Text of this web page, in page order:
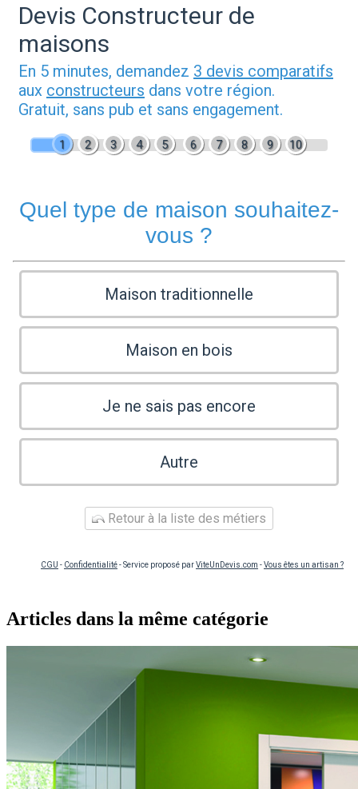
Devis Constructeur de
maisons
En 5 minutes, demandez 3 devis comparatifs
aux constructeurs dans votre région.
Gratuit, sans pub et sans engagement.
1 2 3 4 5 6 7 8 9 10
Quel type de maison souhaitez-
vous ?
Maison traditionnelle
Maison en bois
Je ne sais pas encore
Autre
Retour à la liste des métiers
CGU - Confidentialité- Service proposé parViteUnDevis.com -Vous êtes un artisan ?
Articles dans la même catégorie